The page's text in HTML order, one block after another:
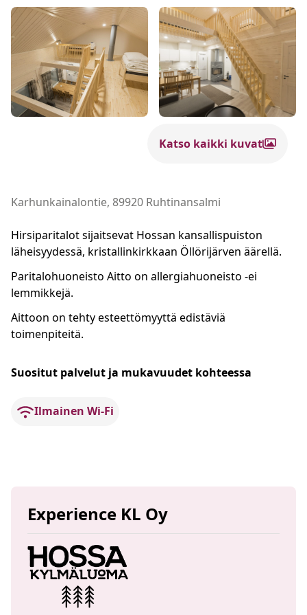
Katso kaikki kuvat
Karhunkainalontie, 89920 Ruhtinansalmi
Hirsiparitalot sijaitsevat Hossan kansallispuiston
läheisyydessä, kristallinkirkkaan Öllörijärven äärellä.
Paritalohuoneisto Aitto on allergiahuoneisto -ei
lemmikkejä.
Aittoon on tehty esteettömyyttä edistäviä
toimenpiteitä.
Suositut palvelut ja mukavuudet kohteessa
Ilmainen Wi-Fi
Experience KL Oy